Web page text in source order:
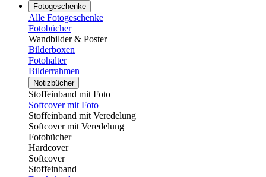
Fotogeschenke
Alle Fotogeschenke
Fotobücher
Wandbilder & Poster
Bilderboxen
Fotohalter
Bilderrahmen
Notizbücher
Stoffeinband mit Foto
Softcover mit Foto
Stoffeinband mit Veredelung
Softcover mit Veredelung
Fotobücher
Hardcover
Softcover
Stoffeinband